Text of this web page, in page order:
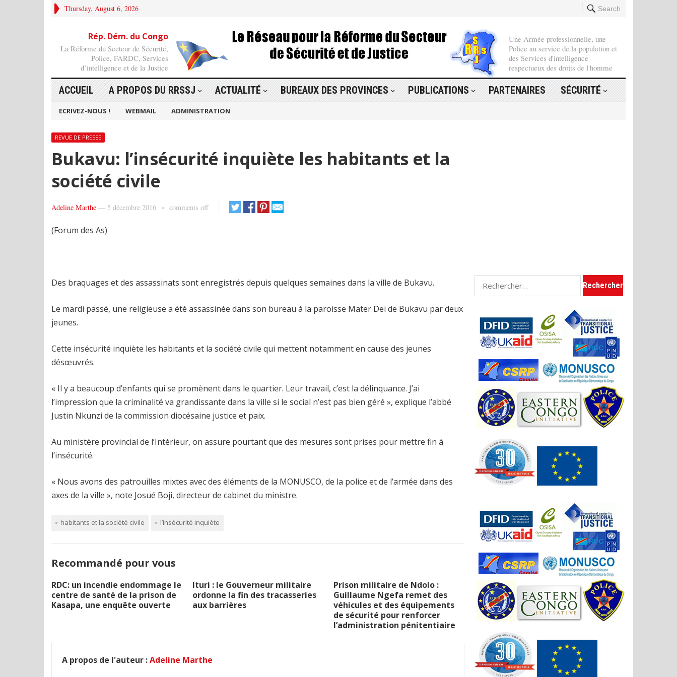
Thursday, August 6, 2026 Search
Rép. Dém. du Congo
La Réforme du Secteur de Sécurité,
Police, FARDC, Services
d’intelligence et de la Justice
Une Armée professionnelle, une
Police au service de la population et
des Services d'intelligence
respectueux des droits de l'homme
ACCUEIL A PROPOS DU RRSSJ ACTUALITÉ BUREAUX DES PROVINCES PUBLICATIONS PARTENAIRES SÉCURITÉ
ECRIVEZ-NOUS ! WEBMAIL ADMINISTRATION
REVUE DE PRESSE
Bukavu: l’insécurité inquiète les habitants et la
société civile
Adeline Marthe — 5 décembre 2016 comments off
(Forum des As)
Des braquages et des assassinats sont enregistrés depuis quelques semaines dans la ville de Bukavu.
Le mardi passé, une religieuse a été assassinée dans son bureau à la paroisse Mater Dei de Bukavu par deux
jeunes.
Cette insécurité inquiète les habitants et la société civile qui mettent notamment en cause des jeunes
désœuvrés.
« Il y a beaucoup d’enfants qui se promènent dans le quartier. Leur travail, c’est la délinquance. J’ai
l’impression que la criminalité va grandissante dans la ville si le social n’est pas bien géré », explique l’abbé
Justin Nkunzi de la commission diocésaine justice et paix.
Au ministère provincial de l’Intérieur, on assure pourtant que des mesures sont prises pour mettre fin à
l’insécurité.
« Nous avons des patrouilles mixtes avec des éléments de la MONUSCO, de la police et de l’armée dans des
axes de la ville », note Josué Boji, directeur de cabinet du ministre.
habitants et la société civile l’insécurité inquiète
Recommandé pour vous
RDC: un incendie endommage le
centre de santé de la prison de
Kasapa, une enquête ouverte
Ituri : le Gouverneur militaire
ordonne la fin des tracasseries
aux barrières
Prison militaire de Ndolo :
Guillaume Ngefa remet des
véhicules et des équipements
de sécurité pour renforcer
l’administration pénitentiaire
A propos de l'auteur :Adeline Marthe
Rechercher :